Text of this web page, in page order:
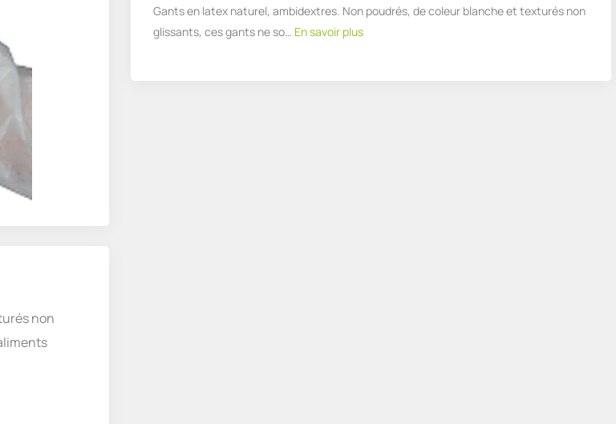
non
Gants en latex naturel, ambidextres. Non poudrés, de coleur blanche et texturés non
glissants, ces gants ne so… En savoir plus